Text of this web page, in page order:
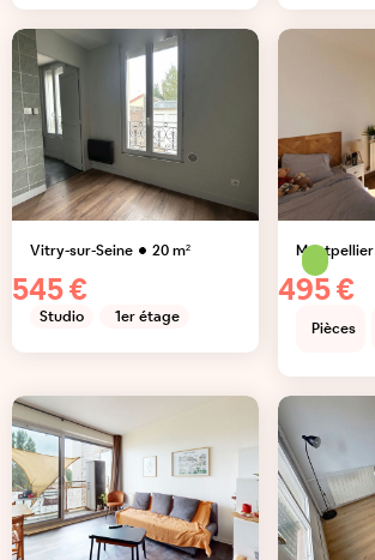
Vitry-sur-Seine 20m²
545 €
Studio 1er étage
Montpellier
495 €
Pièces